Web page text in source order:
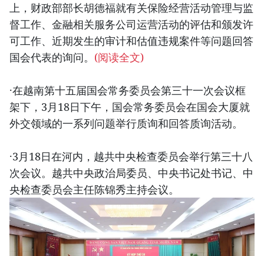
上，财政部部长胡德福就有关保险经营活动管理与监
督工作、金融相关服务公司运营活动的评估和颁发许
可工作、近期发生的审计和估值违规案件等问题回答
国会代表的询问。 (阅读全文)
·在越南第十五届国会常务委员会第三十一次会议框
架下，3月18日下午，国会常务委员会在国会大厦就
外交领域的一系列问题举行质询和回答质询活动。
·3月18日在河内，越共中央检查委员会举行第三十八
次会议。越共中央政治局委员、中央书记处书记、中
央检查委员会主任陈锦秀主持会议。